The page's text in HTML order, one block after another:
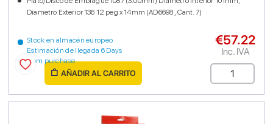
Stock en almacén europeo
Estimación de llegada 6 Days
from purchase
Diametro Exterior 136 12 peg x 14mm (AD6698 , Cant. 7)
€57.22
Inc. IVA
AÑADIR AL CARRITO